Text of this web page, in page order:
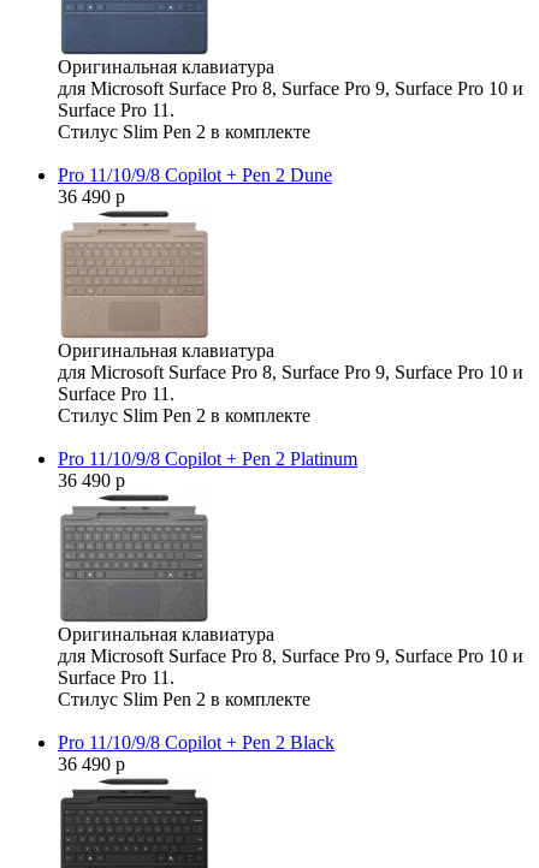
Оригинальная клавиатура
для Microsoft Surface Pro 8, Surface Pro 9, Surface Pro 10 и
Surface Pro 11.
Стилус Slim Pen 2 в комплекте
Pro 11/10/9/8 Copilot + Pen 2 Dune
36 490 р
Оригинальная клавиатура
для Microsoft Surface Pro 8, Surface Pro 9, Surface Pro 10 и
Surface Pro 11.
Стилус Slim Pen 2 в комплекте
Pro 11/10/9/8 Copilot + Pen 2 Platinum
36 490 р
Оригинальная клавиатура
для Microsoft Surface Pro 8, Surface Pro 9, Surface Pro 10 и
Surface Pro 11.
Стилус Slim Pen 2 в комплекте
Pro 11/10/9/8 Copilot + Pen 2 Black
36 490 р